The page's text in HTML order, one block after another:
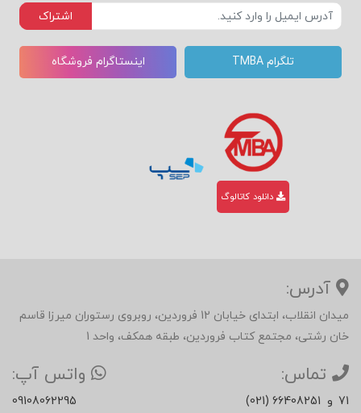
اشتراک
تلگرام TMBA اینستاگرام فروشگاه
دانلود کاتالوگ
آدرس:
میدان انقلاب، ابتدای خیابان 12 فروردین، روبروی رستوران میرزا قاسم
خان رشتی، مجتمع کتاب فروردین، طبقه همکف، واحد 1
تماس:
(021) 66408251 و 71
واتس آپ:
09108062295